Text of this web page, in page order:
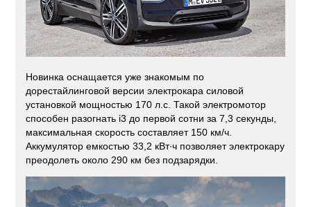
Новинка оснащается уже знакомым по
дорестайлинговой версии электрокара силовой
установкой мощностью 170 л.с. Такой электромотор
способен разогнать i3 до первой сотни за 7,3 секунды,
максимальная скорость составляет 150 км/ч.
Аккумулятор емкостью 33,2 кВт∙ч позволяет электрокару
преодолеть около 290 км без подзарядки.